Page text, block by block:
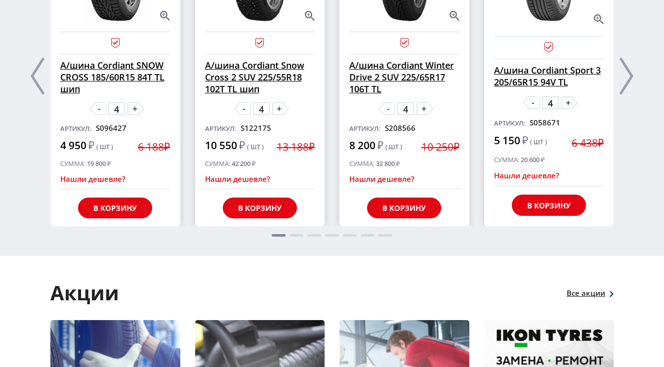
А/шина Cordiant SNOW
CROSS 185/60R15 84T TL
шип
-
+
АРТИКУЛ: S096427
4 950₽ ( ШТ ) 6 188₽
СУММА: 19 800₽
Нашли дешевле?
В КОРЗИНУ
А/шина Cordiant Snow
Cross 2 SUV 225/55R18
102T TL шип
-
+
АРТИКУЛ: S122175
10 550₽ ( ШТ ) 13 188₽
СУММА:42 200₽
Нашли дешевле?
В КОРЗИНУ
А/шина Cordiant Winter
Drive 2 SUV 225/65R17
106T TL
-
+
АРТИКУЛ: S208566
8 200₽ ( ШТ ) 10 250₽
СУММА:32 800₽
Нашли дешевле?
В КОРЗИНУ
А/шина Cordiant Sport 3
205/65R15 94V TL
-
+
АРТИКУЛ: S058671
5 150₽ ( ШТ ) 6 438₽
СУММА: 20 600₽
Нашли дешевле?
В КОРЗИНУ
Акции Все акции